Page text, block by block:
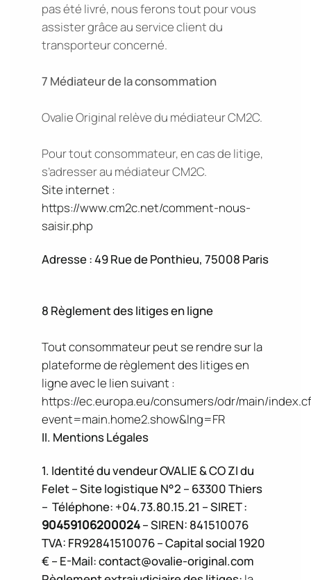
pas été livré, nous ferons tout pour vous
assister grâce au service client du
transporteur concerné.
7 Médiateur de la consommation
Ovalie Original relève du médiateur CM2C.
Pour tout consommateur, en cas de litige,
s’adresser au médiateur CM2C.
Site internet :
https://www.cm2c.net/comment-nous-
saisir.php
Adresse : 49 Rue de Ponthieu, 75008 Paris
8 Règlement des litiges en ligne
Tout consommateur peut se rendre sur la
plateforme de règlement des litiges en
ligne avec le lien suivant :
https://ec.europa.eu/consumers/odr/main/
event=main.home2.show&lng=FR
II. Mentions Légales
1. Identité du vendeurOVALIE & CO ZI du
Felet – Site logistique N°2 – 63300 Thiers
– Téléphone: +04.73.80.15.21 – SIRET :
90459106200024– SIREN: 841510076
TVA: FR92841510076 – Capital social 1920
€ – E-Mail: contact@ovalie-original.com